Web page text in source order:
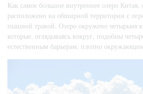
Как самое большое внутреннее озеро Китая,
расположено на обширной территории с
пышной травой. Озеро окружено четырьмя
которые, оглядываясь вокруг, подобны
естественным барьерам, плотно